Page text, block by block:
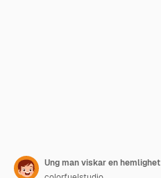
Ung man viskar en